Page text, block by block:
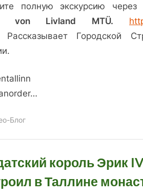
полную экскурсию через
von Livland MTÜ.
Рассказывает Городской
Блог
король Эрик
в Таллине